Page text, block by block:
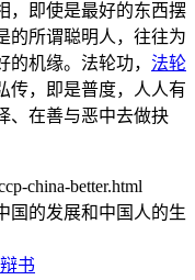
，即使是最好的东西摆
的所谓聪明人，往往为
机缘。法轮功， 法轮
传，即是普度，人人有
、在善与恶中去做抉
china-better.html
国的发展和中国人的生
书